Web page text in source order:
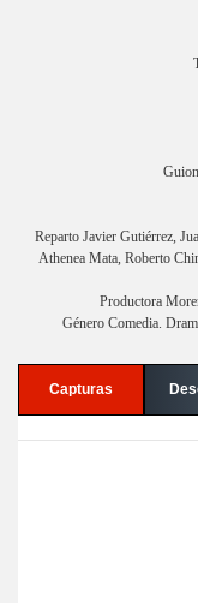
Reparto Javier Gutiérrez,
Athenea Mata, Roberto
Productora
Género Comedia.
Capturas